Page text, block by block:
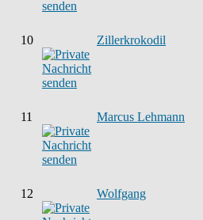
10 Zillerkrokodil
11 Marcus Lehmann
12 Wolfgang